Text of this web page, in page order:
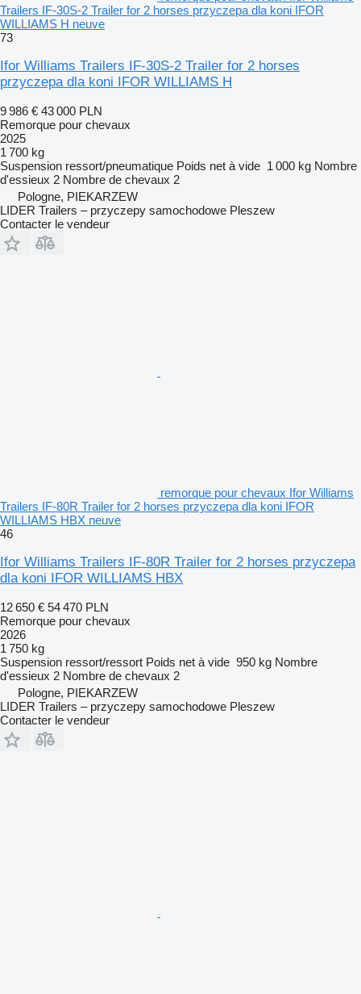
Trailers IF-30S-2 Trailer for 2 horses przyczepa dla koni IFOR
WILLIAMS H neuve
73
Ifor Williams Trailers IF-30S-2 Trailer for 2 horses
przyczepa dla koni IFOR WILLIAMS H
9 986 € 43 000 PLN
Remorque pour chevaux
2025
1 700 kg
Suspension ressort/pneumatique Poids net à vide 1 000 kg Nombre
d'essieux 2 Nombre de chevaux 2
Pologne, PIEKARZEW
LIDER Trailers – przyczepy samochodowe Pleszew
Contacter le vendeur
remorque pour chevaux Ifor Williams
Trailers IF-80R Trailer for 2 horses przyczepa dla koni IFOR
WILLIAMS HBX neuve
46
Ifor Williams Trailers IF-80R Trailer for 2 horses przyczepa
dla koni IFOR WILLIAMS HBX
12 650 € 54 470 PLN
Remorque pour chevaux
2026
1 750 kg
Suspension ressort/ressort Poids net à vide 950 kg Nombre
d'essieux 2 Nombre de chevaux 2
Pologne, PIEKARZEW
LIDER Trailers – przyczepy samochodowe Pleszew
Contacter le vendeur